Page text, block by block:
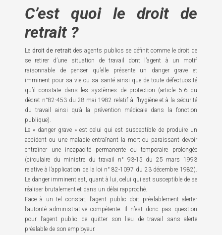
C’est quoi le droit de
retrait ?
Le droit de retraitdes agents publics se définit comme le droit de
se retirer d’une situation de travail dont l’agent à un motif
raisonnable de penser qu’elle présente un danger grave et
imminent pour sa vie ou sa santé ainsi que de toute défectuosité
qu’il constate dans les systèmes de protection (article 5-6 du
décret n°82-453 du 28 mai 1982 relatif à l’hygiène et à la sécurité
du travail ainsi qu’à la prévention médicale dans la fonction
publique).
Le « danger grave » est celui qui est susceptible de produire un
accident ou une maladie entraînant la mort ou paraissant devoir
entraîner une incapacité permanente ou temporaire prolongée
(circulaire du ministre du travail n° 93-15 du 25 mars 1993
relative à l’application de la loi n° 82-1097 du 23 décembre 1982).
Le danger imminent est, quant à lui, celui qui est susceptible de se
réaliser brutalement et dans un délai rapproché.
Face à un tel constat, l’agent public doit préalablement alerter
l’autorité administrative compétente. Il n’est donc pas question
pour l’agent public de quitter son lieu de travail sans alerte
préalable de son employeur.